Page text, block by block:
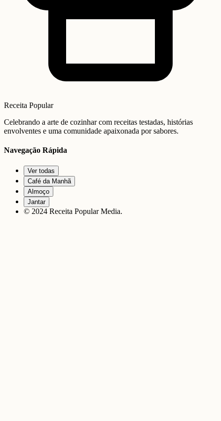
Receita Popular
Celebrando a arte de cozinhar com receitas testadas, histórias
envolventes e uma comunidade apaixonada por sabores.
Navegação Rápida
Ver todas
Café da Manhã
Almoço
Jantar
© 2024 Receita Popular Media.